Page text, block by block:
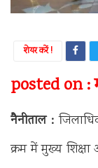
शेयर करें !
posted on :
नैनीताल :
क्रम में मुख्य शिक्षा